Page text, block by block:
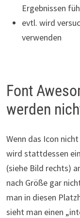
Ergebnissen
evtl. wird
verwenden
Font
werden
Wenn das Icon
wird stattdessen
(siehe Bild rechts)
nach Größe gar
man in diesen
sieht man einen